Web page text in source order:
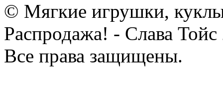
© Мягкие игрушки,
Распродажа! - Слава Тойс
Все права защищены.